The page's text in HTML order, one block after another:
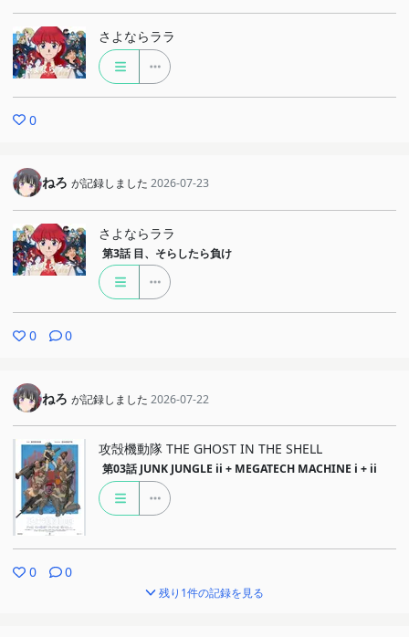
さよならララ
0
ねろ が記録しました 2026-07-23
さよならララ
第3話 目、そらしたら負け
0 0
ねろ が記録しました 2026-07-22
攻殻機動隊 THE GHOST IN THE SHELL
第03話 JUNK JUNGLE ii + MEGATECH MACHINE i + ii
0 0
残り1件の記録を見る